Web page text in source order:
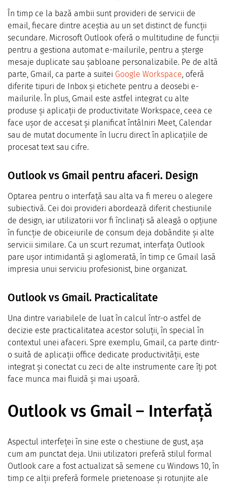
În timp ce la bază ambii sunt provideri de servicii de
email, fiecare dintre aceștia au un set distinct de funcții
secundare. Microsoft Outlook oferă o multitudine de funcții
pentru a gestiona automat e-mailurile, pentru a șterge
mesaje duplicate sau șabloane personalizabile. Pe de altă
parte, Gmail, ca parte a suitei Google Workspace, oferă
diferite tipuri de Inbox și etichete pentru a deosebi e-
mailurile. În plus, Gmail este astfel integrat cu alte
produse și aplicații de productivitate Workspace, ceea ce
face ușor de accesat și planificat întâlniri Meet, Calendar
sau de mutat documente în lucru direct în aplicațiile de
procesat text sau cifre.
Outlook vs Gmail pentru afaceri. Design
Optarea pentru o interfață sau alta va fi mereu o alegere
subiectivă. Cei doi provideri abordează diferit chestiunile
de design, iar utilizatorii vor fi înclinați să aleagă o opțiune
în funcție de obiceiurile de consum deja dobândite și alte
servicii similare. Ca un scurt rezumat, interfața Outlook
pare ușor intimidantă și aglomerată, în timp ce Gmail lasă
impresia unui serviciu profesionist, bine organizat.
Outlook vs Gmail. Practicalitate
Una dintre variabilele de luat în calcul într-o astfel de
decizie este practicalitatea acestor soluții, în special în
contextul unei afaceri. Spre exemplu, Gmail, ca parte dintr-
o suită de aplicații office dedicate productivității, este
integrat și conectat cu zeci de alte instrumente care îți pot
face munca mai fluidă și mai ușoară.
Outlook vs Gmail – Interfață
Aspectul interfeței în sine este o chestiune de gust, așa
cum am punctat deja. Unii utilizatori preferă stilul formal
Outlook care a fost actualizat să semene cu Windows 10, în
timp ce alții preferă formele prietenoase și rotunjite ale